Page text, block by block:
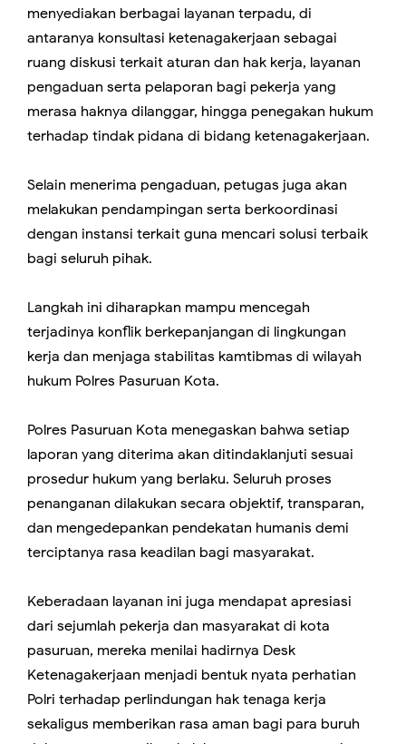
menyediakan berbagai layanan terpadu, di
antaranya konsultasi ketenagakerjaan sebagai
ruang diskusi terkait aturan dan hak kerja, layanan
pengaduan serta pelaporan bagi pekerja yang
merasa haknya dilanggar, hingga penegakan hukum
terhadap tindak pidana di bidang ketenagakerjaan.
Selain menerima pengaduan, petugas juga akan
melakukan pendampingan serta berkoordinasi
dengan instansi terkait guna mencari solusi terbaik
bagi seluruh pihak.
Langkah ini diharapkan mampu mencegah
terjadinya konflik berkepanjangan di lingkungan
kerja dan menjaga stabilitas kamtibmas di wilayah
hukum Polres Pasuruan Kota.
Polres Pasuruan Kota menegaskan bahwa setiap
laporan yang diterima akan ditindaklanjuti sesuai
prosedur hukum yang berlaku. Seluruh proses
penanganan dilakukan secara objektif, transparan,
dan mengedepankan pendekatan humanis demi
terciptanya rasa keadilan bagi masyarakat.
Keberadaan layanan ini juga mendapat apresiasi
dari sejumlah pekerja dan masyarakat di kota
pasuruan, mereka menilai hadirnya Desk
Ketenagakerjaan menjadi bentuk nyata perhatian
Polri terhadap perlindungan hak tenaga kerja
sekaligus memberikan rasa aman bagi para buruh